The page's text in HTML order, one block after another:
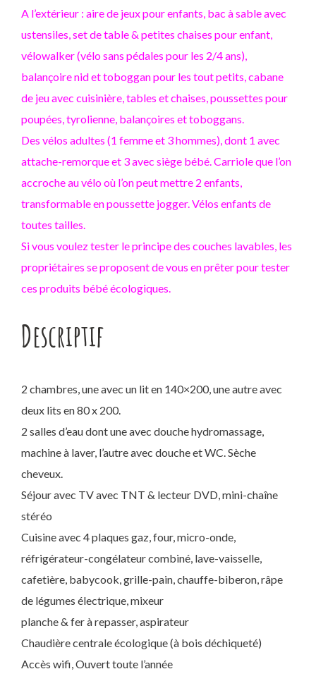
A l’extérieur : aire de jeux pour enfants, bac à sable avec
ustensiles, set de table & petites chaises pour enfant,
vélowalker (vélo sans pédales pour les 2/4 ans),
balançoire nid et toboggan pour les tout petits, cabane
de jeu avec cuisinière, tables et chaises, poussettes pour
poupées, tyrolienne, balançoires et toboggans.
Des vélos adultes (1 femme et 3 hommes), dont 1 avec
attache-remorque et 3 avec siège bébé. Carriole que l’on
accroche au vélo où l’on peut mettre 2 enfants,
transformable en poussette jogger. Vélos enfants de
toutes tailles.
Si vous voulez tester le principe des couches lavables, les
propriétaires se proposent de vous en prêter pour tester
ces produits bébé écologiques.
Descriptif
2 chambres, une avec un lit en 140×200, une autre avec
deux lits en 80 x 200.
2 salles d’eau dont une avec douche hydromassage,
machine à laver, l’autre avec douche et WC. Sèche
cheveux.
Séjour avec TV avec TNT & lecteur DVD, mini-chaîne
stéréo
Cuisine avec 4 plaques gaz, four, micro-onde,
réfrigérateur-congélateur combiné, lave-vaisselle,
cafetière, babycook, grille-pain, chauffe-biberon, râpe
de légumes électrique, mixeur
planche & fer à repasser, aspirateur
Chaudière centrale écologique (à bois déchiqueté)
Accès wifi, Ouvert toute l’année